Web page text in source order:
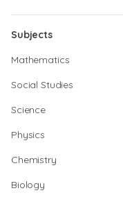
Subjects
Mathematics
Social Studies
Science
Physics
Chemistry
Biology